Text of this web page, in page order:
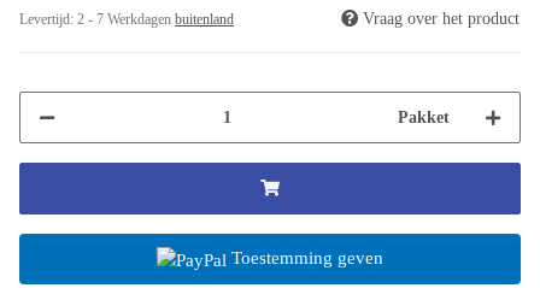
Levertijd: 2 - 7 Werkdagen buitenland Vraag over het product
Pakket
Toestemming geven